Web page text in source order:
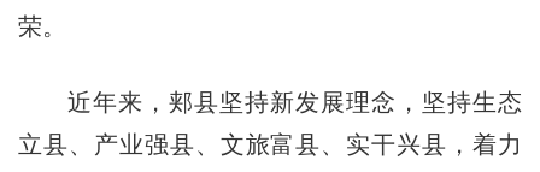
荣。
近年来，郏县坚持新发展理念，坚持生态
立县、产业强县、文旅富县、实干兴县，着力